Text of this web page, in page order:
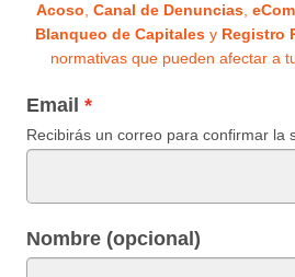
Acoso, Canal de Denuncias,
Blanqueo de Capitalesy Registro
normativas que pueden afectar a
Email
Recibirás un correo para confirmar la
Nombre (opcional)